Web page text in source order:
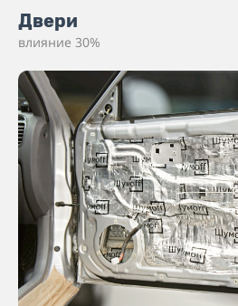
Двери
влияние 30%